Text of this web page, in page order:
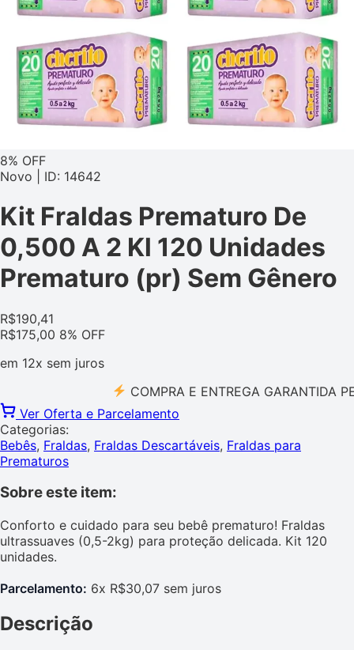
8% OFF
Novo | ID: 14642
Kit Fraldas Prematuro De
0,500 A 2 Kl 120 Unidades
Prematuro (pr) Sem Gênero
R$190,41
R$175,00 8% OFF
em 12x sem juros
COMPRA E ENTREGA GARANTIDA PELO
Ver Oferta e Parcelamento
Categorias:
Bebês, Fraldas, Fraldas Descartáveis, Fraldas para
Prematuros
Sobre este item:
Conforto e cuidado para seu bebê prematuro! Fraldas
ultrassuaves (0,5-2kg) para proteção delicada. Kit 120
unidades.
Parcelamento: 6x R$30,07 sem juros
Descrição